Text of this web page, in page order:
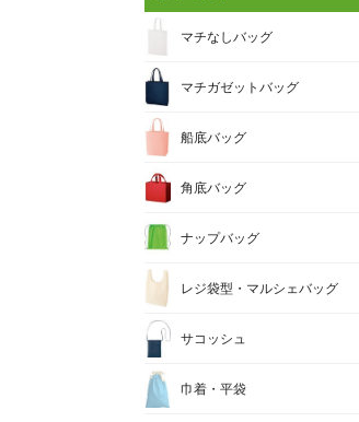
マチなしバッグ
マチガゼットバッグ
船底バッグ
角底バッグ
ナップバッグ
レジ袋型・マルシェバッグ
サコッシュ
巾着・平袋